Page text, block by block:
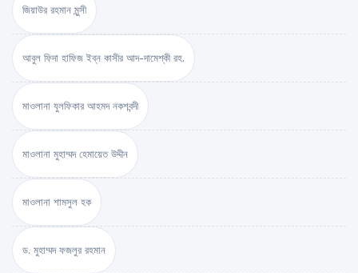
জিয়াউর রহমান মুন্সী
আবুল ফিদা হাফিজ ইব্‌ন কাসীর আদ-দামেশ্‌কী রহ.
মাওলানা যুলফিকার আহমদ নকশবন্দী
মাওলানা মুহাম্মদ হেমায়েত উদ্দীন
মাওলানা শামসুল হক
ড. মুহাম্মদ ফজলুর রহমান